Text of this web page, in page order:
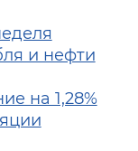
и нефти
на 1,28%